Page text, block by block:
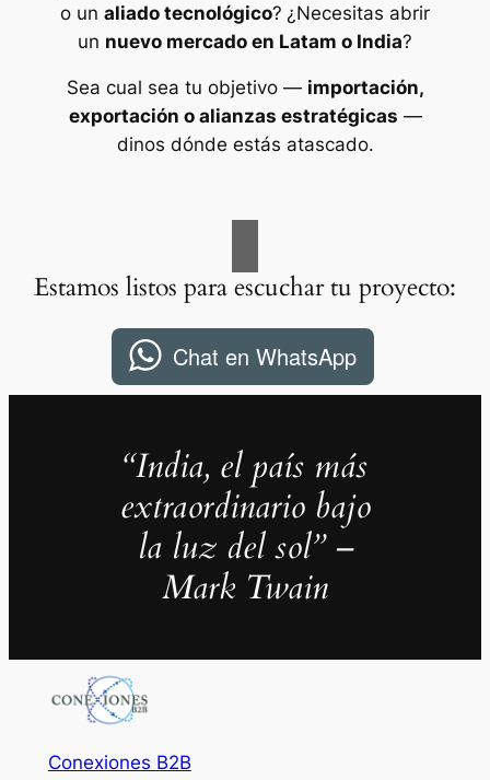
o un aliado tecnológico? ¿Necesitas abrir
un nuevo mercado en Latam o India?
Sea cual sea tu objetivo — importación,
exportación o alianzas estratégicas —
dinos dónde estás atascado.
Estamos listos para escuchar tu proyecto:
Chat en WhatsApp
“India, el país más
extraordinario bajo
la luz del sol” –
Mark Twain
Conexiones B2B